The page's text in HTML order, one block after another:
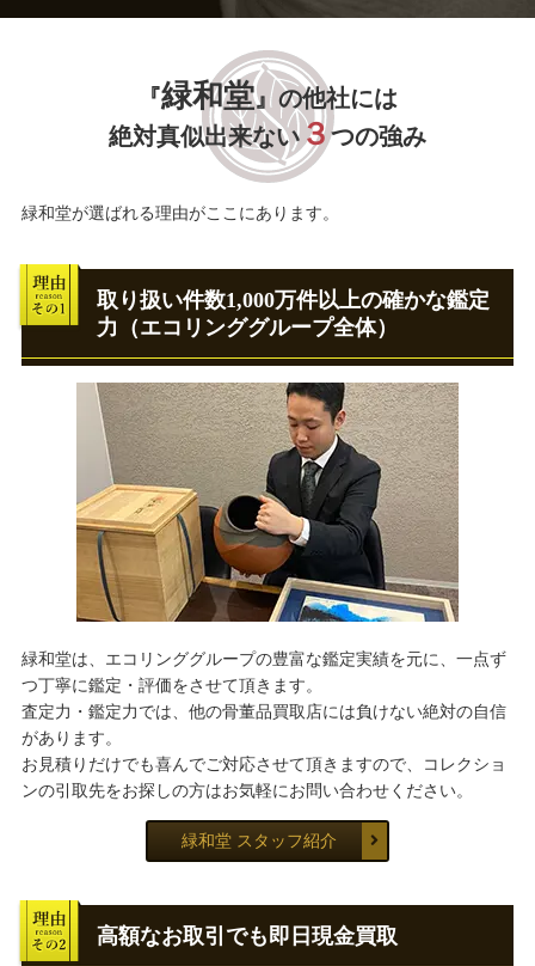
『緑和堂』の他社には
絶対真似出来ない ３つの強み
緑和堂が選ばれる理由がここにあります。
取り扱い件数1,000万件以上の確かな鑑定
力（エコリンググループ全体）
緑和堂は、エコリンググループの豊富な鑑定実績を元に、一点ず
つ丁寧に鑑定・評価をさせて頂きます。
査定力・鑑定力では、他の骨董品買取店には負けない絶対の自信
があります。
お見積りだけでも喜んでご対応させて頂きますので、コレクショ
ンの引取先をお探しの方はお気軽にお問い合わせください。
緑和堂 スタッフ紹介
高額なお取引でも即日現金買取